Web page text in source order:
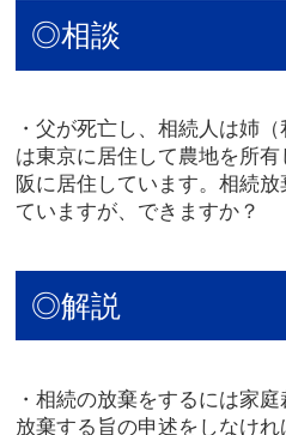
◎相談
・父が死亡し、相続人は姉
は東京に居住して農地を所
阪に居住しています。相続
ていますが、できますか？
◎解説
・相続の放棄をするには家
放棄する旨の申述をしなけれ